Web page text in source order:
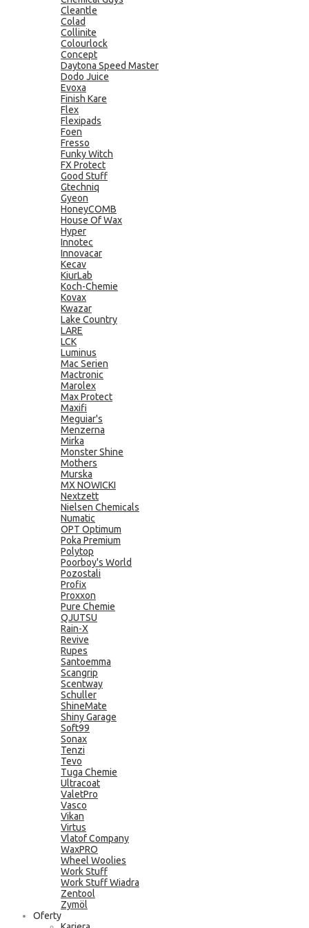
Cleantle
Colad
Collinite
Colourlock
Concept
Daytona Speed Master
Dodo Juice
Evoxa
Finish Kare
Flex
Flexipads
Foen
Fresso
Funky Witch
FX Protect
Good Stuff
Gtechniq
Gyeon
HoneyCOMB
House Of Wax
Hyper
Innotec
Innovacar
Kecav
KiurLab
Koch-Chemie
Kovax
Kwazar
Lake Country
LARE
LCK
Luminus
Mac Serien
Mactronic
Marolex
Max Protect
Maxifi
Meguiar's
Menzerna
Mirka
Monster Shine
Mothers
Murska
MX NOWICKI
Nextzett
Nielsen Chemicals
Numatic
OPT Optimum
Poka Premium
Polytop
Poorboy's World
Pozostali
Profix
Proxxon
Pure Chemie
QJUTSU
Rain-X
Revive
Rupes
Santoemma
Scangrip
Scentway
Schuller
ShineMate
Shiny Garage
Soft99
Sonax
Tenzi
Tevo
Tuga Chemie
Ultracoat
ValetPro
Vasco
Vikan
Virtus
Vlatof Company
WaxPRO
Wheel Woolies
Work Stuff
Work Stuff Wiadra
Zentool
Zymöl
Oferty